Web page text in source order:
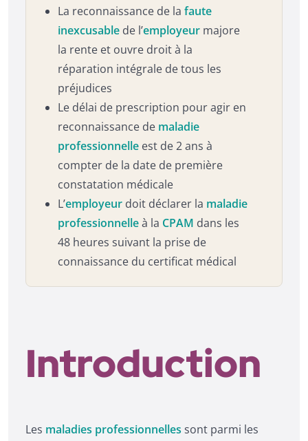
La reconnaissance de la faute
inexcusable de l’employeur majore
la rente et ouvre droit à la
réparation intégrale de tous les
préjudices
Le délai de prescription pour agir en
reconnaissance de maladie
professionnelle est de 2 ans à
compter de la date de première
constatation médicale
L’employeur doit déclarer la maladie
professionnelleà la CPAM dans les
48 heures suivant la prise de
connaissance du certificat médical
Introduction
Les maladies professionnelles sont parmi les